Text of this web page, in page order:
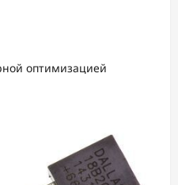
оптимизацией